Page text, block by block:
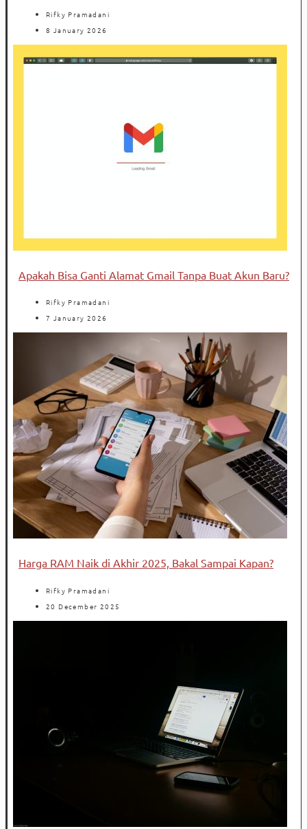
Rifky Pramadani
8 January 2026
Apakah Bisa Ganti Alamat Gmail Tanpa Buat Akun Baru?
Rifky Pramadani
7 January 2026
Harga RAM Naik di Akhir 2025, Bakal Sampai Kapan?
Rifky Pramadani
20 December 2025